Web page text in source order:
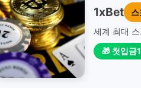
1xBet
세계 최대
🎁 첫입금